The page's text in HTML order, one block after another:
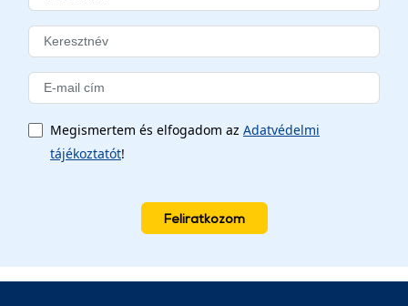
Megismertem és elfogadom az Adatvédelmi
tájékoztatót!
Feliratkozom